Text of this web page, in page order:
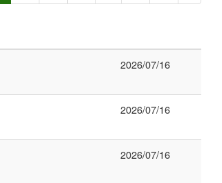
2026/07/16
2026/07/16
2026/07/16